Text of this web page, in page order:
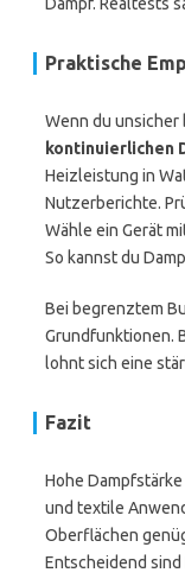
Praktische
Wenn du unsicher
kontinuierlichen
Heizleistung in
Nutzerberichte.
Wähle ein Gerät
So kannst du
Bei begrenztem
Grundfunktionen.
lohnt sich eine
Fazit
Hohe
und textile
Oberflächen
Entscheidend sind